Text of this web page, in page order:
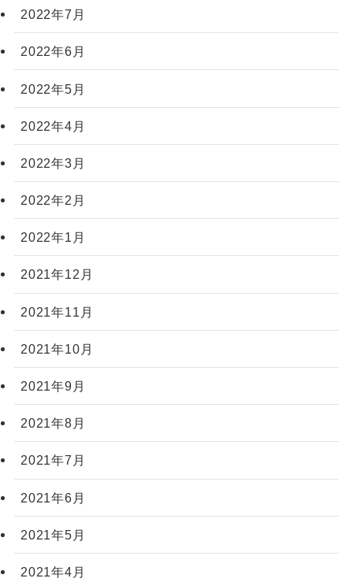
2022年7月
2022年6月
2022年5月
2022年4月
2022年3月
2022年2月
2022年1月
2021年12月
2021年11月
2021年10月
2021年9月
2021年8月
2021年7月
2021年6月
2021年5月
2021年4月